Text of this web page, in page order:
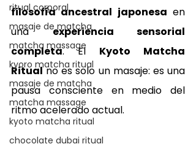
ritual corporal
masaje de matcha
matcha massage
kyoro matcha ritual
masaje de matcha
matcha massage
kyoto matcha ritual
chocolate dubai ritual
filosofía ancestral japonesa en
una experiencia sensorial
completa. El Kyoto Matcha
Ritual no es solo un masaje: es una
pausa consciente en medio del
ritmo acelerado actual.